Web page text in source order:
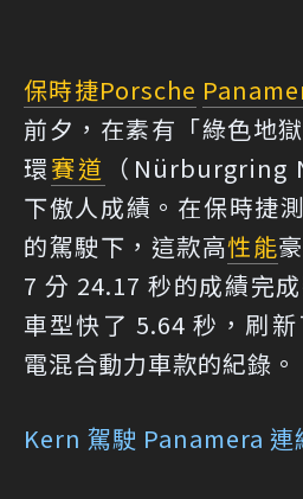
保時捷Porsche
前夕，在素有「綠色地
環賽道
（Nürburgring
下傲人成績。在保時捷
的駕駛下，這款高性能
7 分 24.17 秒的成績完
車型快了 5.64 秒，刷
電混合動力車款的紀錄。
Kern 駕駛 Panamera 連